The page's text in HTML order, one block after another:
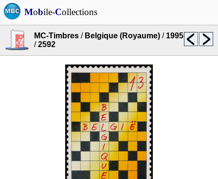
Mobile-Collections
MC-Timbres / Belgique (Royaume) / 1995
/2592